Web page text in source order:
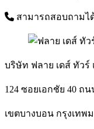
สามารถสอบถามไ
บริษัท ฟลาย เดส์ ทัวร์
124 ซอยเอกชัย 40 ถ
เขตบางบอน กรุงเทพ